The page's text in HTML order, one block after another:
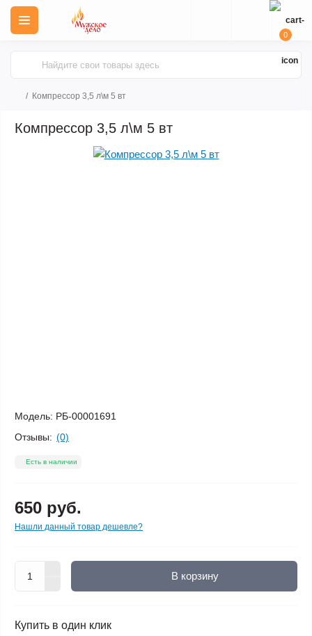
0
Компрессор 3,5 л\м 5 вт
Компрессор 3,5 л\м 5 вт
Модель: РБ-00001691
Отзывы: (0)
Есть в наличии
650 руб.
Нашли данный товар дешевле?
В корзину
Купить в один клик